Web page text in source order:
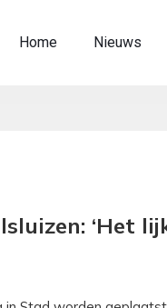
Home Nieuws
‘Het